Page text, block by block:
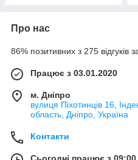
Про нас
86% позитивних з 275 відгуків
Працює з 03.01.2020
м. Дніпро
вулиця Піхотинців 16,
область, Дніпро, Україна
Контакти